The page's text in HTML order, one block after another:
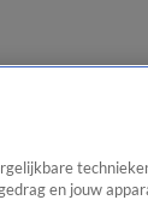
en jouw